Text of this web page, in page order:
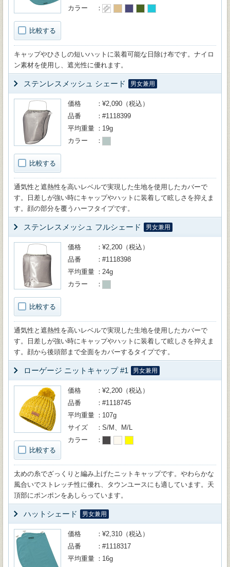
比較する
カラー
キャップやひさしの短いハットに装着可能な日除け布です。ナイロ
ン素材を使用し、遮光性に優れます。
ステンレスメッシュ シェード 男女兼用
比較する
価格
¥2,090（税込）
品番
#1118399
平均重量
19g
カラー
通気性と遮熱性を高いレベルで実現した生地を使用したカバーで
す。日差しが強い時にキャップやハットに装着して眩しさを抑えま
す。顔の部分を覆うハーフタイプです。
ステンレスメッシュ フルシェード 男女兼用
比較する
価格
¥2,200（税込）
品番
#1118398
平均重量
24g
カラー
通気性と遮熱性を高いレベルで実現した生地を使用したカバーで
す。日差しが強い時にキャップやハットに装着して眩しさを抑えま
す。顔から後頭部まで全面をカバーするタイプです。
ローゲージ ニットキャップ #1 男女兼用
比較する
価格
¥2,200（税込）
品番
#1118745
平均重量
107g
サイズ
S/M、M/L
カラー
太めの糸でざっくりと編み上げたニットキャップです。やわらかな
風合いでストレッチ性に優れ、タウンユースにも適しています。天
頂部にポンポンをあしらっています。
ハットシェード 男女兼用
価格
¥2,310（税込）
品番
#1118317
平均重量
16g